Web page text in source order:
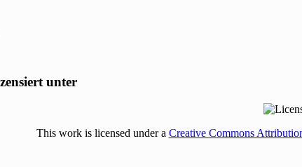
unter
This work is licensed under a Creative Commons